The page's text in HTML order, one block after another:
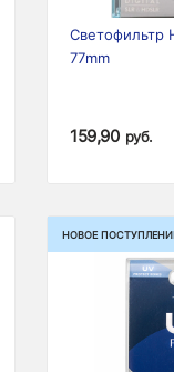
Светофильтр
77mm
159,90 руб.
НОВОЕ
Previous